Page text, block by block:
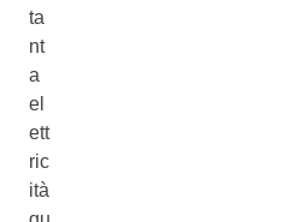
ta
nt
a
el
ett
ric
ità